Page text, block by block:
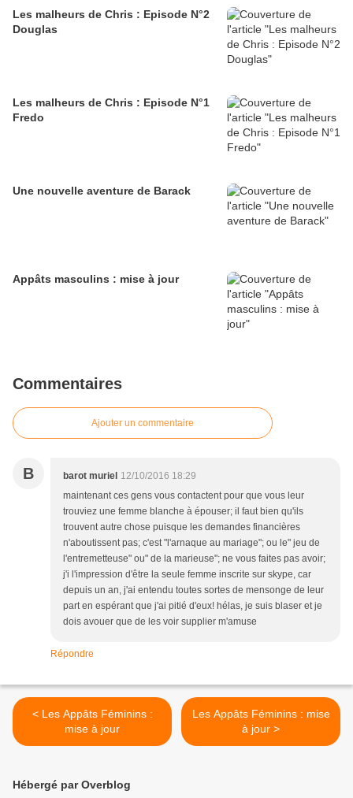
Les malheurs de Chris : Episode N°2
Douglas
Les malheurs de Chris : Episode N°1
Fredo
Une nouvelle aventure de Barack
Appâts masculins : mise à jour
Commentaires
Ajouter un commentaire
B barot muriel 12/10/2016 18:29
maintenant ces gens vous contactent pour que vous leur
trouviez une femme blanche à épouser; il faut bien qu'ils
trouvent autre chose puisque les demandes financières
n'aboutissent pas; c'est "l'arnaque au mariage"; ou le" jeu de
l'entremetteuse" ou" de la marieuse"; ne vous faites pas avoir;
j'i l'impression d'être la seule femme inscrite sur skype, car
depuis un an, j'ai entendu toutes sortes de mensonge de leur
part en espérant que j'ai pitié d'eux! hélas, je suis blaser et je
dois avouer que de les voir supplier m'amuse
Répondre
< Les Appâts Féminins :
mise à jour
Les Appâts Féminins : mise
à jour >
Hébergé par Overblog